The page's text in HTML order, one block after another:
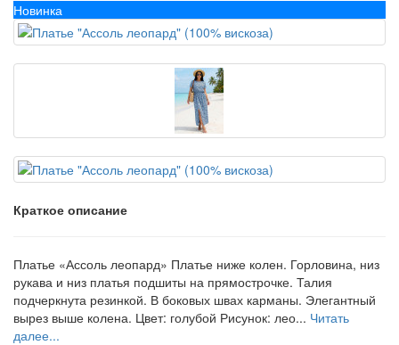
Новинка
Краткое описание
Платье «Ассоль леопард» Платье ниже колен. Горловина, низ
рукава и низ платья подшиты на прямострочке. Талия
подчеркнута резинкой. В боковых швах карманы. Элегантный
вырез выше колена. Цвет: голубой Рисунок: лео... Читать
далее...